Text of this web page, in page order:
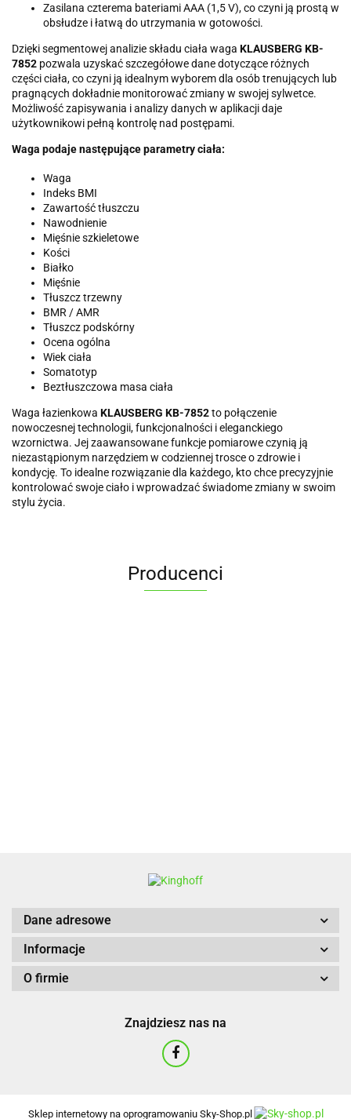
Zasilana czterema bateriami AAA (1,5 V), co czyni ją prostą w
obsłudze i łatwą do utrzymania w gotowości.
Dzięki segmentowej analizie składu ciała waga KLAUSBERG KB-
7852 pozwala uzyskać szczegółowe dane dotyczące różnych
części ciała, co czyni ją idealnym wyborem dla osób trenujących lub
pragnących dokładnie monitorować zmiany w swojej sylwetce.
Możliwość zapisywania i analizy danych w aplikacji daje
użytkownikowi pełną kontrolę nad postępami.
Waga podaje następujące parametry ciała:
Waga
Indeks BMI
Zawartość tłuszczu
Nawodnienie
Mięśnie szkieletowe
Kości
Białko
Mięśnie
Tłuszcz trzewny
BMR / AMR
Tłuszcz podskórny
Ocena ogólna
Wiek ciała
Somatotyp
Beztłuszczowa masa ciała
Waga łazienkowa KLAUSBERG KB-7852to połączenie
nowoczesnej technologii, funkcjonalności i eleganckiego
wzornictwa. Jej zaawansowane funkcje pomiarowe czynią ją
niezastąpionym narzędziem w codziennej trosce o zdrowie i
kondycję. To idealne rozwiązanie dla każdego, kto chce precyzyjnie
kontrolować swoje ciało i wprowadzać świadome zmiany w swoim
stylu życia.
Producenci
Dane adresowe
Informacje
O firmie
Znajdziesz nas na
Sklep internetowy na oprogramowaniu Sky-Shop.pl